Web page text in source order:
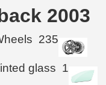
2003
235
glass 1